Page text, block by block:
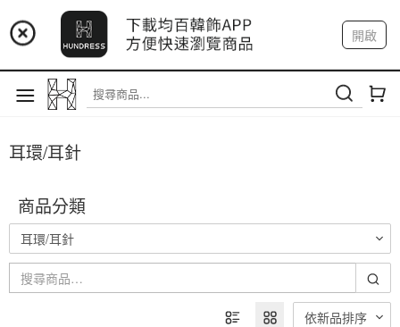
📢 市集預告：9/12-9/13 八里海巡基地
📢 市集預告：8/22-8/23 桃園青埔置地廣場
開啟
註冊 我的帳戶
耳環/耳針
商品分類
耳環/耳針
依新品排序